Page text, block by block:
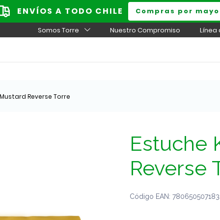
ENVÍOS A TODO CHILE Compras por
Somos Torre Nuestro Compromiso Línea
Reverse Torre
Estuche
Reverse
Código EAN: